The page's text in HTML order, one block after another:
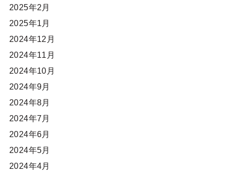
2025年2月
2025年1月
2024年12月
2024年11月
2024年10月
2024年9月
2024年8月
2024年7月
2024年6月
2024年5月
2024年4月